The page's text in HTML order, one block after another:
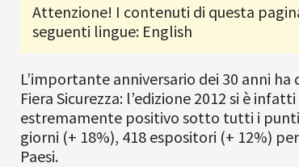
Attenzione! I contenuti di questa
seguenti lingue: English
L’importante anniversario dei 30 anni
Fiera Sicurezza: l’edizione 2012 si è
estremamente positivo sotto tutti i
giorni (+ 18%), 418 espositori (+ 12%)
Paesi.